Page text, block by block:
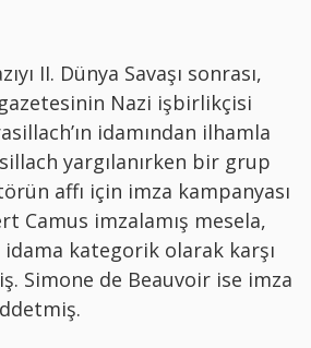
II. Dünya Savaşı sonrası,
Nazi işbirlikçisi
idamından ilhamla
yargılanırken bir grup
affı için imza kampanyası
Camus imzalamış mesela,
kategorik olarak karşı
Simone de Beauvoir ise imza